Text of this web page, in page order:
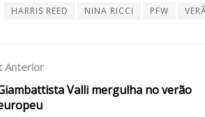
HARRIS REED NINA RICCI PFW
Anterior
Valli mergulha no verão